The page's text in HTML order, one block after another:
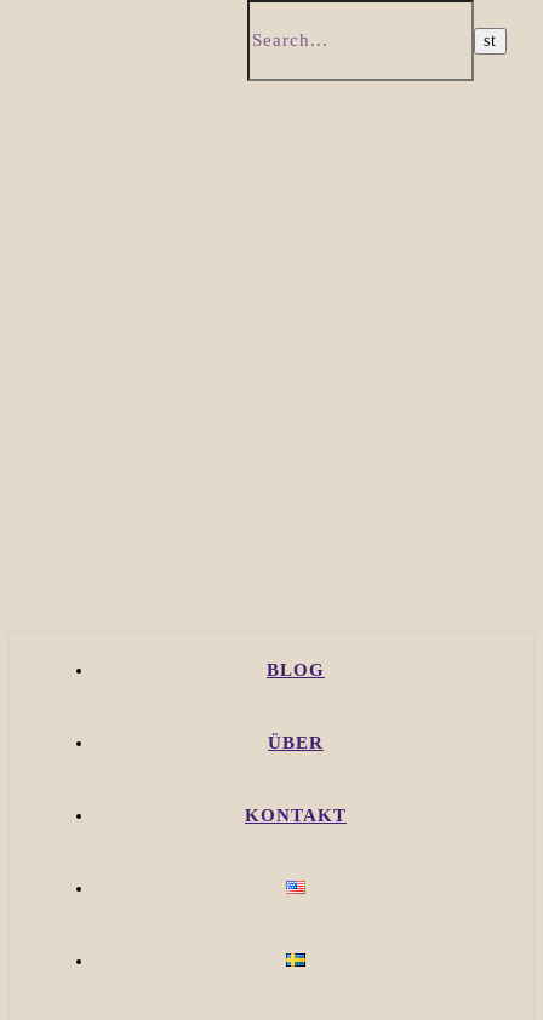
BLOG
ÜBER
KONTAKT